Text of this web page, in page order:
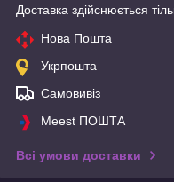
Доставка здійснюється
Нова Пошта
Укрпошта
Самовивіз
Meest ПОШТА
Всі умови доставки